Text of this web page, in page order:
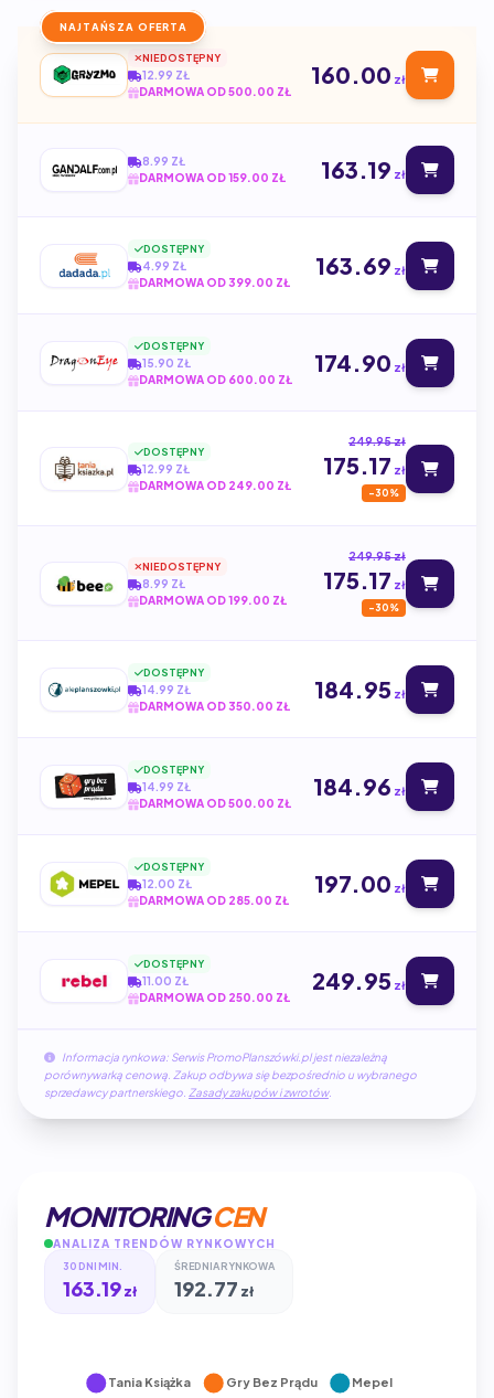
NAJTAŃSZA OFERTA
NIEDOSTĘPNY
12.99 ZŁ
DARMOWA OD 500.00 ZŁ
160.00 zł
8.99 ZŁ
DARMOWA OD 159.00 ZŁ
163.19 zł
DOSTĘPNY
4.99 ZŁ
DARMOWA OD 399.00 ZŁ
163.69 zł
DOSTĘPNY
15.90 ZŁ
DARMOWA OD 600.00 ZŁ
174.90 zł
DOSTĘPNY
12.99 ZŁ
DARMOWA OD 249.00 ZŁ
249.95 zł
175.17 zł
-30%
NIEDOSTĘPNY
8.99 ZŁ
DARMOWA OD 199.00 ZŁ
249.95 zł
175.17 zł
-30%
DOSTĘPNY
14.99 ZŁ
DARMOWA OD 350.00 ZŁ
184.95 zł
DOSTĘPNY
14.99 ZŁ
DARMOWA OD 500.00 ZŁ
184.96 zł
DOSTĘPNY
12.00 ZŁ
DARMOWA OD 285.00 ZŁ
197.00 zł
DOSTĘPNY
11.00 ZŁ
DARMOWA OD 250.00 ZŁ
249.95 zł
Informacja rynkowa: Serwis PromoPlanszówki.pl jest niezależną
porównywarką cenową. Zakup odbywa się bezpośrednio u wybranego
sprzedawcy partnerskiego. Zasady zakupów i zwrotów.
MONITORINGCEN
ANALIZA TRENDÓW RYNKOWYCH
30 DNI MIN.
163.19 zł
ŚREDNIA RYNKOWA
192.77 zł